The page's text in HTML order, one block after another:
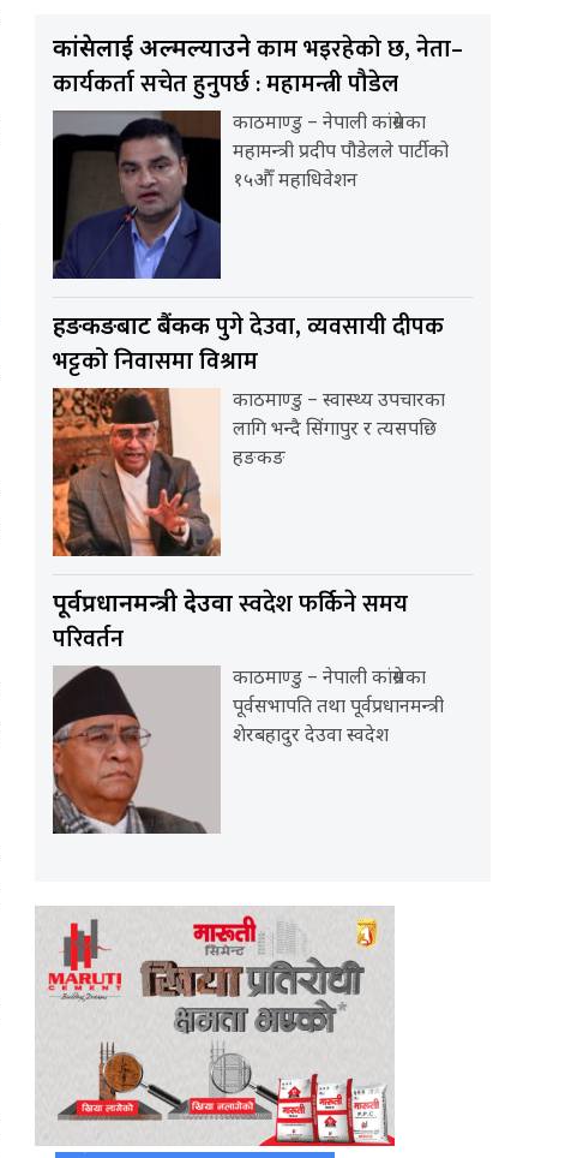
कांग्रेसलाई अल्मल्याउनेकाम भइरहेको छ, नेता–
कार्यकर्ता सचेत हुनुपर्छ : महामन्त्री पौडेल
काठमाण्डु – नेपाली कांग्रेसका
महामन्त्री प्रदीप पौडेलले पार्टीको
१५औँ महाधिवेशन
हङकङबाट बैंककपुगे देउवा, व्यवसायी दीपक
भट्टको निवासमा विश्राम
काठमाण्डु – स्वास्थ्य उपचारका
लागि भन्दै सिंगापुर र त्यसपछि
हङकङ
पूर्वप्रधानमन्त्री देउवास्वदेश फर्किने समय
परिवर्तन
काठमाण्डु – नेपाली कांग्रेसका
पूर्वसभापति तथा पूर्वप्रधानमन्त्री
शेरबहादुर देउवा स्वदेश